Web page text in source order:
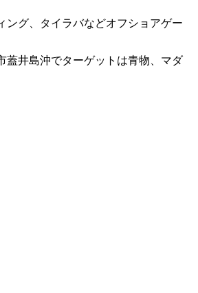
ング、タイラバなどオフショアゲー
蓋井島沖でターゲットは青物、マダ